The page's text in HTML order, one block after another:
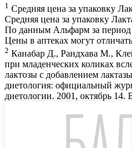
1 Средняя цена за упаковку
Средняя цена за упаковку
По данным Альфарм за период
Цены в аптеках могут
2 Канабар Д., Рандхава М.,
при младенческих коликах
лактозы с добавлением
диетология: официальный
диетологии. 2001, октябрь